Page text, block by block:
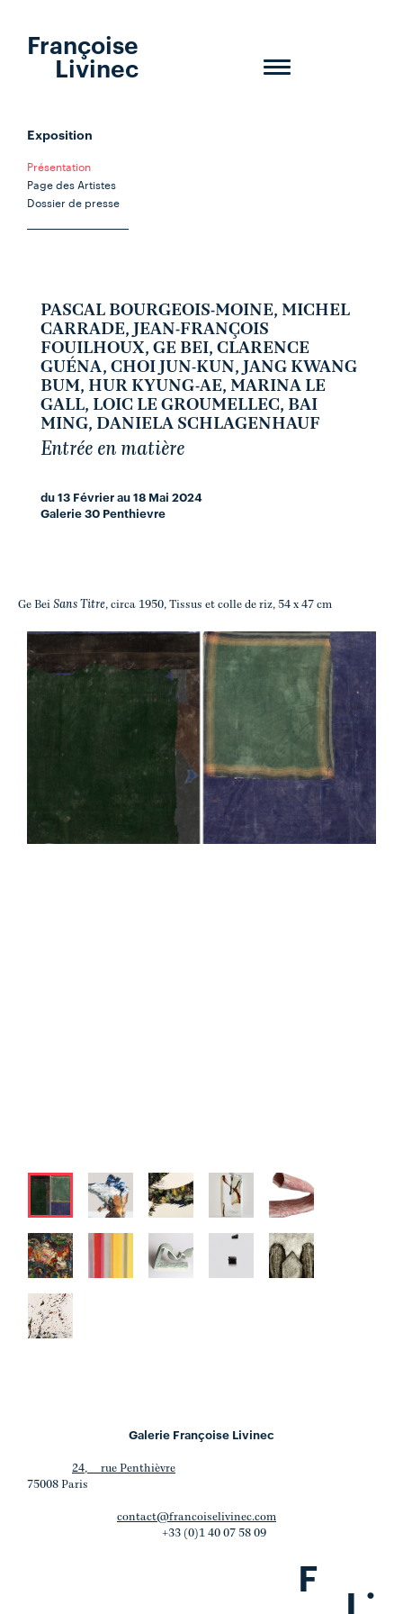
Toggle
Françoise
Livinec
Exposition
Présentation
Page des Artistes
Dossier de presse
PASCAL BOURGEOIS-MOINE, MICHEL
CARRADE, JEAN-FRANÇOIS
FOUILHOUX, GE BEI, CLARENCE
GUÉNA, CHOI JUN-KUN, JANG KWANG
BUM, HUR KYUNG-AE, MARINA LE
GALL, LOIC LE GROUMELLEC, BAI
MING, DANIELA SCHLAGENHAUF
Entrée en matière
du 13 Février au 18 Mai 2024
Galerie 30 Penthievre
Ge Bei Sans Titre, circa 1950, Tissus et colle de riz, 54 x 47 cm
Galerie Françoise Livinec
24, rue Penthièvre
75008 Paris
contact@francoiselivinec.com
+33 (0)1 40 07 58 09
F
L .